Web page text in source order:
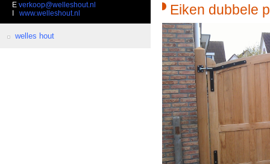
E verkoop@welleshout.nl
www.welleshout.nl
welles hout
Eiken dubbele